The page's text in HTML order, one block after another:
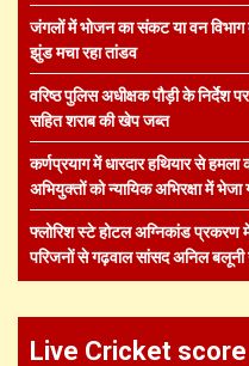
जंगलों में भोजन का संकट या वन विभाग
झुंड मचा रहा तांडव
वरिष्ठ पुलिस अधीक्षक पौड़ी के निर्देश
सहित शराब की खेप जब्त
कर्णप्रयाग में धारदार हथियार से
अभियुक्तों को न्यायिक अभिरक्षा में
फ्लोरिश स्टे होटल अग्निकांड
परिजनों से गढ़वाल सांसद अनिल बलूनी
Live Cricket score